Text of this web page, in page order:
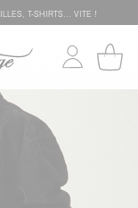
T-SHIRTS... VITE !